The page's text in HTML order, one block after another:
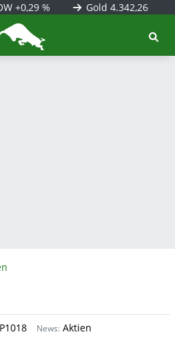
+0,29 % Gold 4.342,26
BörsenNEWS.de
News: Aktien